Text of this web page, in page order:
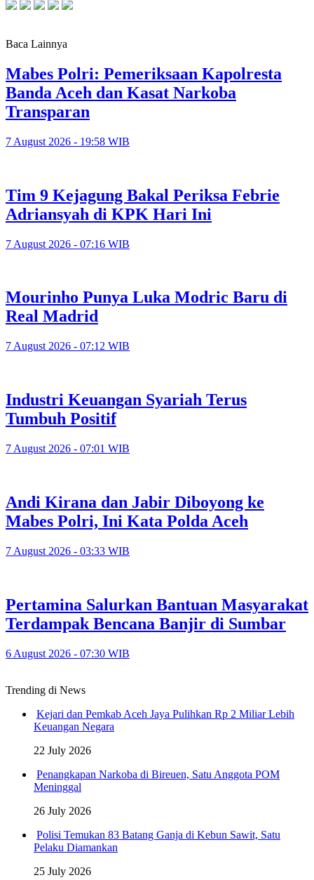
Baca Lainnya
Mabes Polri: Pemeriksaan Kapolresta
Banda Aceh dan Kasat Narkoba
Transparan
7 August 2026 - 19:58 WIB
Tim 9 Kejagung Bakal Periksa Febrie
Adriansyah di KPK Hari Ini
7 August 2026 - 07:16 WIB
Mourinho Punya Luka Modric Baru di
Real Madrid
7 August 2026 - 07:12 WIB
Industri Keuangan Syariah Terus
Tumbuh Positif
7 August 2026 - 07:01 WIB
Andi Kirana dan Jabir Diboyong ke
Mabes Polri, Ini Kata Polda Aceh
7 August 2026 - 03:33 WIB
Pertamina Salurkan Bantuan Masyarakat
Terdampak Bencana Banjir di Sumbar
6 August 2026 - 07:30 WIB
Trending di News
Kejari dan Pemkab Aceh Jaya Pulihkan Rp 2 Miliar Lebih
Keuangan Negara
22 July 2026
Penangkapan Narkoba di Bireuen, Satu Anggota POM
Meninggal
26 July 2026
Polisi Temukan 83 Batang Ganja di Kebun Sawit, Satu
Pelaku Diamankan
25 July 2026